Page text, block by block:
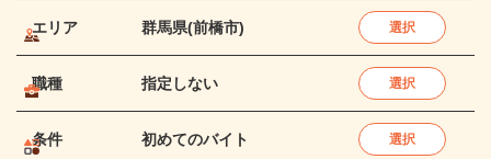
エリア 群馬県(前橋市) 選択
職種 指定しない 選択
条件 初めてのバイト 選択